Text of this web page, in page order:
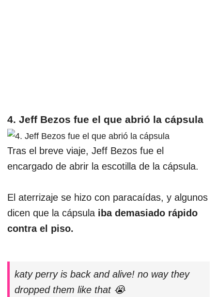
4. Jeff Bezos fue el que abrió la cápsula
Tras el breve viaje, Jeff Bezos fue el
encargado de abrir la escotilla de la cápsula.
El aterrizaje se hizo con paracaídas, y algunos
dicen que la cápsula iba demasiado rápido
contra el piso.
katy perry is back and alive! no way they
dropped them like that 😭